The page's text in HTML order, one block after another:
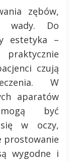
zębów,
Do
estetyka –
czują
W
aparatów
być
w oczy,
prostowanie
wygodne i